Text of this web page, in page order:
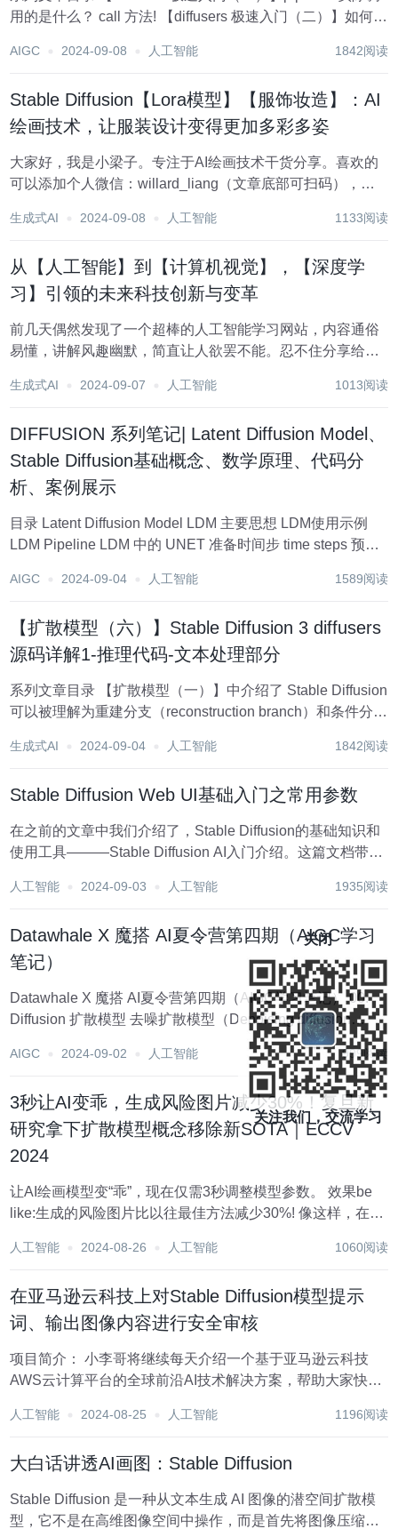
用的是什么？ call 方法! 【diffusers 极速入门（二）】如何得
【diffusers极速...
AIGC 2024-09-08 人工智能 1842阅读
Stable Diffusion【Lora模型】【服饰妆造】：AI
绘画技术，让服装设计变得更加多彩多姿
大家好，我是小梁子。专注于AI绘画技术干货分享。喜欢的
可以添加个人微信：willard_liang（文章底部可扫码），加
长。 今天和大家分享一个服装饰品分类背景的基于SDXL的
生成式AI 2024-09-08 人工智能 1133阅读
从【人工智能】到【计算机视觉】，【深度学
习】引领的未来科技创新与变革
前几天偶然发现了一个超棒的人工智能学习网站，内容通俗
易懂，讲解风趣幽默，简直让人欲罢不能。忍不住分享给大
生成式AI 2024-09-07 人工智能 1013阅读
DIFFUSION 系列笔记| Latent Diffusion Model、
Stable Diffusion基础概念、数学原理、代码分
析、案例展示
目录 Latent Diffusion Model LDM 主要思想 LDM使用示例
LDM Pipeline LDM 中的 UNET 准备时间步 time steps 预处
AIGC 2024-09-04 人工智能 1589阅读
【扩散模型（六）】Stable Diffusion 3 diffusers
源码详解1-推理代码-文本处理部分
系列文章目录 【扩散模型（一）】中介绍了 Stable Diffusion
可以被理解为重建分支（reconstruction branch）和条件分支
件分支的视角，快...
生成式AI 2024-09-04 人工智能 1842阅读
Stable Diffusion Web UI基础入门之常用参数
在之前的文章中我们介绍了，Stable Diffusion的基础知识和
使用工具———Stable Diffusion AI入门介绍。这篇文档带大
图中如何使用。 我们知道在St...
人工智能 2024-09-03 人工智能 1935阅读
Datawhale X 魔搭 AI夏令营第四期（AIGC学习
笔记）
Datawhale X 魔搭 AI夏令营第四期（AIGC学习笔记） 00.
Diffusion 扩散模型 去噪扩散模型（Denoising diffusion
程...
AIGC 2024-09-02 人工智能 999阅读
3秒让AI变乖，生成风险图片减少30%！复旦新
研究拿下扩散模型概念移除新SOTA｜ECCV
2024
让AI绘画模型变“乖”，现在仅需3秒调整模型参数。 效果be
like:生成的风险图片比以往最佳方法减少30%! 像这样，在充
响。 在移除裸露内容上，效果达到“只穿衣服，不改结构”。
人工智能 2024-08-26 人工智能 1060阅读
在亚马逊云科技上对Stable Diffusion模型提示
词、输出图像内容进行安全审核
项目简介： 小李哥将继续每天介绍一个基于亚马逊云科技
AWS云计算平台的全球前沿AI技术解决方案，帮助大家快速
践，并应用到自己的日常工作里。 本次介绍的是如何在亚马
人工智能 2024-08-25 人工智能 1196阅读
大白话讲透AI画图：Stable Diffusion
Stable Diffusion 是一种从文本生成 AI 图像的潜空间扩散模
型，它不是在高维图像空间中操作，而是首先将图像压缩到
关闭
关注我们，交流学习